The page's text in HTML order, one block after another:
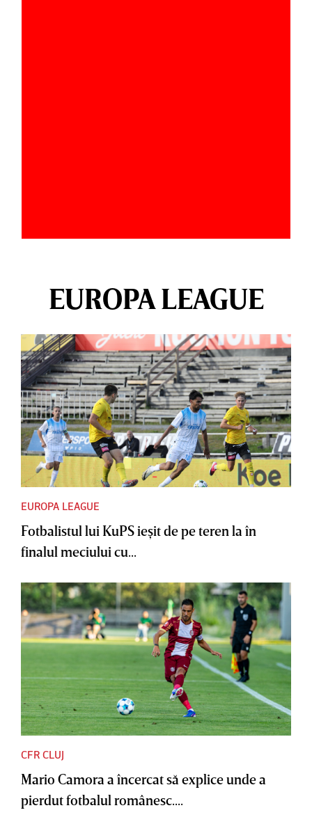
EUROPA LEAGUE
EUROPA LEAGUE
Fotbalistul lui KuPS ieşit de pe teren la în
finalul meciului cu...
CFR CLUJ
Mario Camora a încercat să explice unde a
pierdut fotbalul românesc....